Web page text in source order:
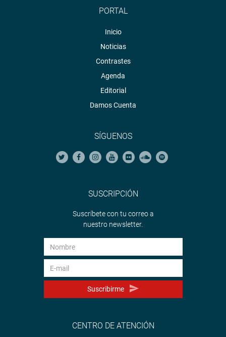
PORTAL
Inicio
Noticias
Contrastes
Agenda
Editorial
Damos Cuenta
SÍGUENOS
SUSCRIPCIÓN
Suscríbete con tu correo a
nuestro newsletter.
Suscribirme
CENTRO DE ATENCIÓN